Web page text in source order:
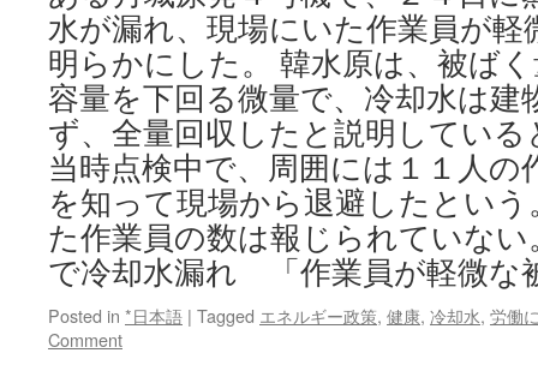
Times
水が漏れ、現場にいた作業員が
明らかにした。 韓水原は、被ば
容量を下回る微量で、冷却水は
ず、全量回収したと説明してい
当時点検中で、周囲には１１人の
を知って現場から退避したとい
た作業員の数は報じられていな
で冷却水漏れ 「作業員が軽微な
Posted in *日本語 | Tagged エネルギー政策, 健康, 冷却水, 労働
Comment